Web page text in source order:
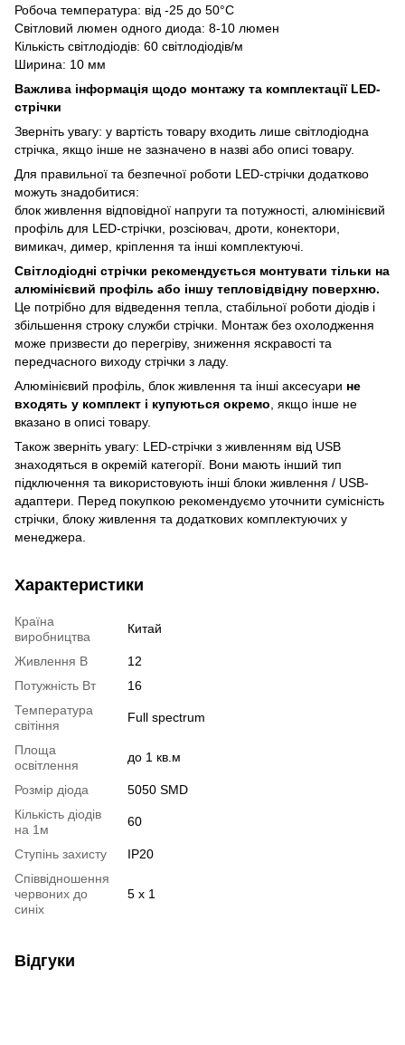
Робоча температура: від -25 до 50°C
Світловий люмен одного диода: 8-10 люмен
Кількість світлодіодів: 60 світлодіодів/м
Ширина: 10 мм
Важлива інформація щодо монтажу та комплектації LED-
стрічки
Зверніть увагу: у вартість товару входить лише світлодіодна
стрічка, якщо інше не зазначено в назві або описі товару.
Для правильної та безпечної роботи LED-стрічки додатково
можуть знадобитися:
блок живлення відповідної напруги та потужності, алюмінієвий
профіль для LED-стрічки, розсіювач, дроти, конектори,
вимикач, димер, кріплення та інші комплектуючі.
Світлодіодні стрічки рекомендується монтувати тільки на
алюмінієвий профіль або іншу тепловідвідну поверхню.
Це потрібно для відведення тепла, стабільної роботи діодів і
збільшення строку служби стрічки. Монтаж без охолодження
може призвести до перегріву, зниження яскравості та
передчасного виходу стрічки з ладу.
Алюмінієвий профіль, блок живлення та інші аксесуари не
входять у комплект і купуються окремо , якщо інше не
вказано в описі товару.
Також зверніть увагу: LED-стрічки з живленням від USB
знаходяться в окремій категорії. Вони мають інший тип
підключення та використовують інші блоки живлення / USB-
адаптери. Перед покупкою рекомендуємо уточнити сумісність
стрічки, блоку живлення та додаткових комплектуючих у
менеджера.
Характеристики
Країна
виробництва
Китай
Живлення В
12
Потужність Вт
16
Температура
світіння
Full spectrum
Площа
освітлення
до 1 кв.м
Розмір діода
5050 SMD
Кількість діодів
на 1м
60
Ступінь захисту
IP20
Співвідношення
червоних до
синіх
5 х 1
Відгуки